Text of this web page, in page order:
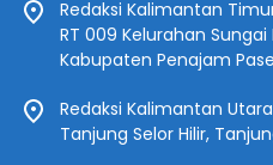
Redaksi Kalimantan
RT 009 Kelurahan
Kabupaten Penajam
Redaksi Kalimantan
Tanjung Selor Hilir,